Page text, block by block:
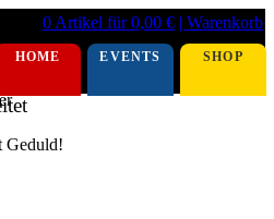
0 Artikel für 0,00 € | Warenkorb
HOME EVENTS SHOP
Geduld!